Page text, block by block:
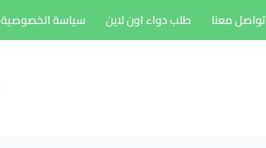
تواصل معنا طلب دواء اون لاين سياسة الخصوصية